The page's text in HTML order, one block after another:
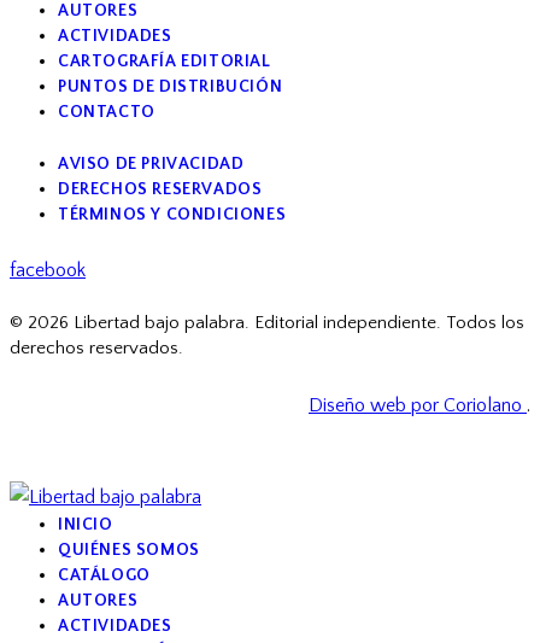
AUTORES
ACTIVIDADES
CARTOGRAFÍA EDITORIAL
PUNTOS DE DISTRIBUCIÓN
CONTACTO
AVISO DE PRIVACIDAD
DERECHOS RESERVADOS
TÉRMINOS Y CONDICIONES
facebook
© 2026 Libertad bajo palabra. Editorial independiente. Todos los
derechos reservados.
Diseño web por Coriolano .
INICIO
QUIÉNES SOMOS
CATÁLOGO
AUTORES
ACTIVIDADES